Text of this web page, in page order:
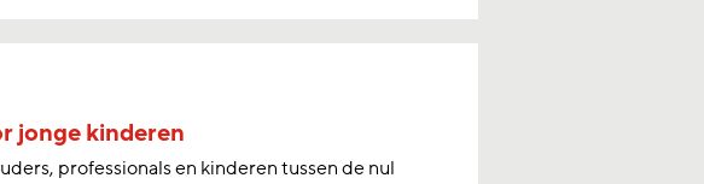
jonge kinderen
professionals en kinderen tussen de nul